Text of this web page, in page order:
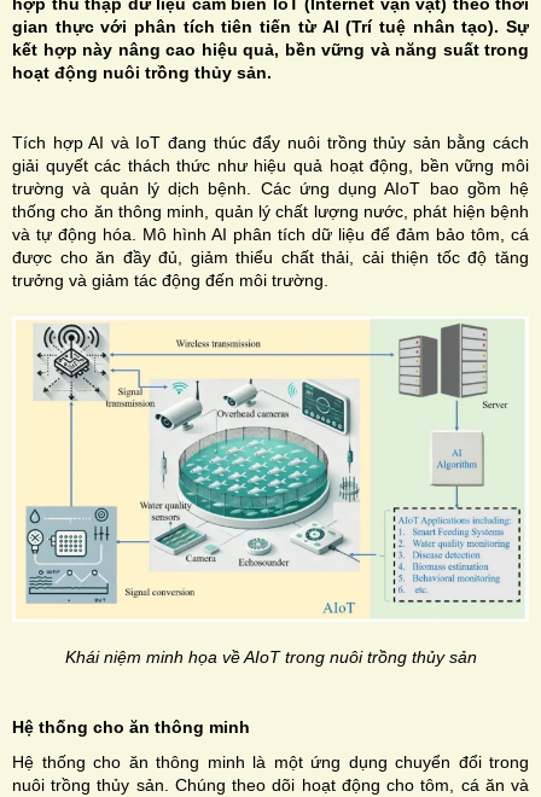
gian thực với phân tích tiên tiến từ AI (Trí tuệ nhân tạo). Sự
kết hợp này nâng cao hiệu quả, bền vững và năng suất trong
hoạt động nuôi trồng thủy sản.
Tích hợp AI và IoT đang thúc đẩy nuôi trồng thủy sản bằng cách
giải quyết các thách thức như hiệu quả hoạt động, bền vững môi
trường và quản lý dịch bệnh. Các ứng dụng AIoT bao gồm hệ
thống cho ăn thông minh, quản lý chất lượng nước, phát hiện bệnh
và tự động hóa. Mô hình AI phân tích dữ liệu để đảm bảo tôm, cá
được cho ăn đầy đủ, giảm thiểu chất thải, cải thiện tốc độ tăng
trưởng và giảm tác động đến môi trường.
Khái niệm minh họa về AIoT trong nuôi trồng thủy sản
Hệ thống cho ăn thông minh
Hệ thống cho ăn thông minh là một ứng dụng chuyển đổi trong
nuôi trồng thủy sản. Chúng theo dõi hoạt động cho tôm, cá ăn và